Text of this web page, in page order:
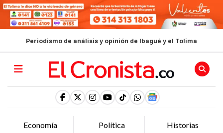
Periodismo de análisis y opinión de Ibagué y el Tolima
Economía Política Historias